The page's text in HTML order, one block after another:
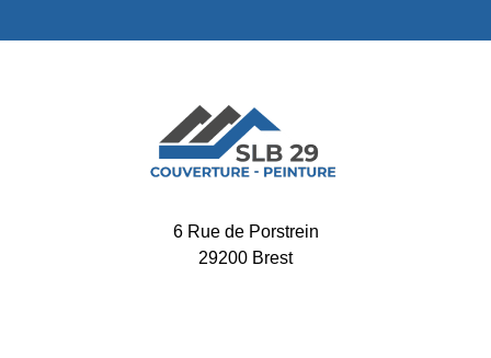
6 Rue de Porstrein
29200 Brest